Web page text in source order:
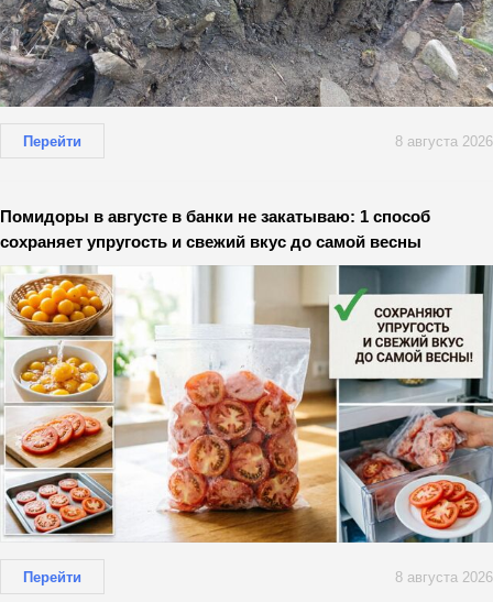
Перейти 8 августа 2026
Помидоры в августе в банки не закатываю: 1 способ
сохраняет упругость и свежий вкус до самой весны
Перейти 8 августа 2026